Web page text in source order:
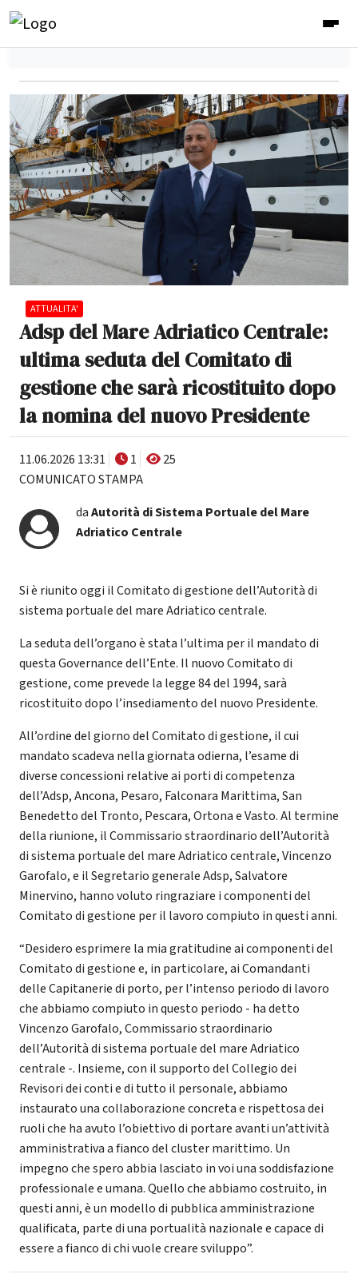
ATTUALITA'
Adsp del Mare Adriatico Centrale:
ultima seduta del Comitato di
gestione che sarà ricostituito dopo
la nomina del nuovo Presidente
11.06.2026 13:31 1
25
COMUNICATO STAMPA
daAutorità di Sistema Portuale del Mare
Adriatico Centrale
Si è riunito oggi il Comitato di gestione dell’Autorità di
sistema portuale del mare Adriatico centrale.
La seduta dell’organo è stata l’ultima per il mandato di
questa Governance dell’Ente. Il nuovo Comitato di
gestione, come prevede la legge 84 del 1994, sarà
ricostituito dopo l’insediamento del nuovo Presidente.
All’ordine del giorno del Comitato di gestione, il cui
mandato scadeva nella giornata odierna, l’esame di
diverse concessioni relative ai porti di competenza
dell’Adsp, Ancona, Pesaro, Falconara Marittima, San
Benedetto del Tronto, Pescara, Ortona e Vasto. Al termine
della riunione, il Commissario straordinario dell’Autorità
di sistema portuale del mare Adriatico centrale, Vincenzo
Garofalo, e il Segretario generale Adsp, Salvatore
Minervino, hanno voluto ringraziare i componenti del
Comitato di gestione per il lavoro compiuto in questi anni.
“Desidero esprimere la mia gratitudine ai componenti del
Comitato di gestione e, in particolare, ai Comandanti
delle Capitanerie di porto, per l’intenso periodo di lavoro
che abbiamo compiuto in questo periodo - ha detto
Vincenzo Garofalo, Commissario straordinario
dell’Autorità di sistema portuale del mare Adriatico
centrale -. Insieme, con il supporto del Collegio dei
Revisori dei conti e di tutto il personale, abbiamo
instaurato una collaborazione concreta e rispettosa dei
ruoli che ha avuto l’obiettivo di portare avanti un’attività
amministrativa a fianco del cluster marittimo. Un
impegno che spero abbia lasciato in voi una soddisfazione
professionale e umana. Quello che abbiamo costruito, in
questi anni, è un modello di pubblica amministrazione
qualificata, parte di una portualità nazionale e capace di
essere a fianco di chi vuole creare sviluppo”.